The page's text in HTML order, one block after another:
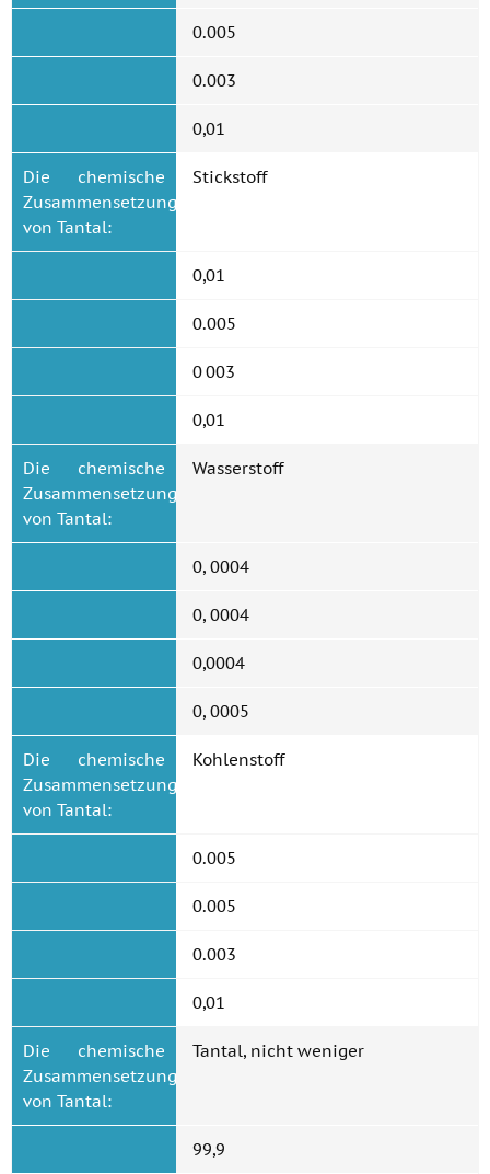
0.005
0.003
0,01
Die chemische
Zusammensetzung
von Tantal:
Stickstoff
0,01
0.005
0 003
0,01
Die chemische
Zusammensetzung
von Tantal:
Wasserstoff
0, 0004
0, 0004
0,0004
0, 0005
Die chemische
Zusammensetzung
von Tantal:
Kohlenstoff
0.005
0.005
0.003
0,01
Die chemische
Zusammensetzung
von Tantal:
Tantal, nicht weniger
99,9